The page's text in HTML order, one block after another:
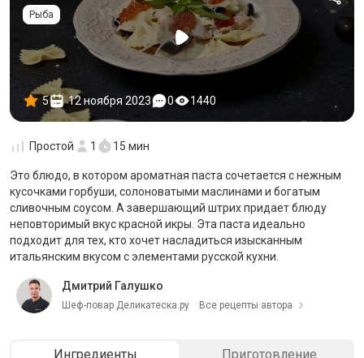
Рыба
5 12 ноября 2023 0 1440
Простой 1 15 мин
Это блюдо, в котором ароматная паста сочетается с нежным
кусочками горбуши, солоноватыми маслинами и богатым
сливочным соусом. А завершающий штрих придает блюду
неповторимый вкус красной икры. Эта паста идеально
подходит для тех, кто хочет насладиться изысканным
итальянским вкусом с элементами русской кухни.
Дмитрий Галушко
Шеф-повар Деликатеска.ру Все рецепты автора
Ингредиенты Приготовление